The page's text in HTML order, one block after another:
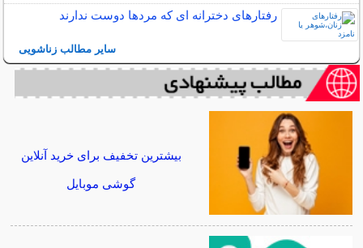
رفتارهای دخترانه ای که مردها دوست ندارند
سایر مطالب زناشویی
بیشترین تخفیف برای خرید آنلاین
گوشی موبایل